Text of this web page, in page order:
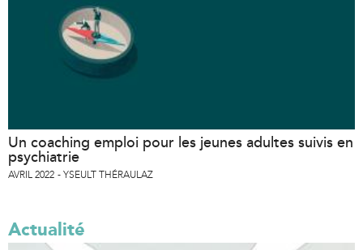
Un coaching emploi pour les jeunes adultes suivis en
psychiatrie
AVRIL 2022 YSEULT THÉRAULAZ
Actualité